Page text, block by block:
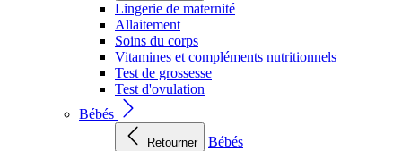
Lingerie de maternité
Allaitement
Soins du corps
Vitamines et compléments nutritionnels
Test de grossesse
Test d'ovulation
Bébés
Retourner
Bébés